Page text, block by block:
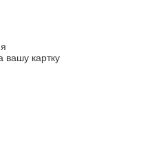
вашу картку